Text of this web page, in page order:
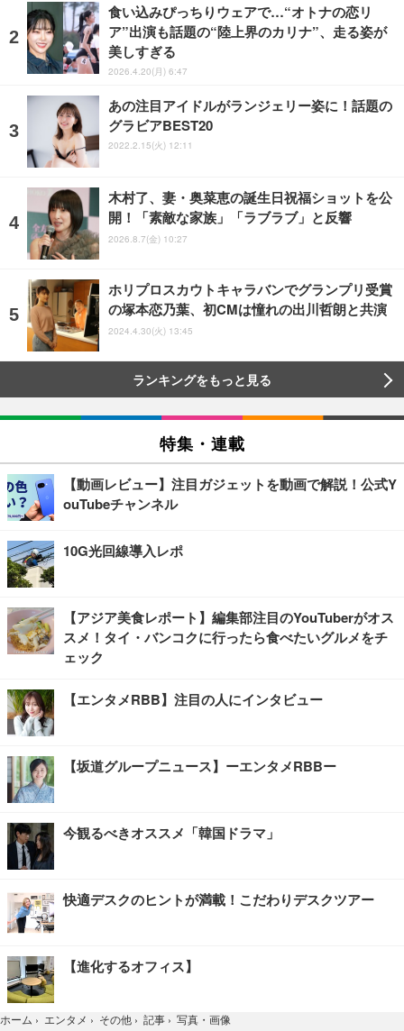
食い込みぴっちりウェアで…“オトナの恋リ
ア”出演も話題の“陸上界のカリナ”、走る姿が
美しすぎる
2026.4.20(月) 6:47
あの注目アイドルがランジェリー姿に！話題の
グラビアBEST20
2022.2.15(火) 12:11
木村了、妻・奥菜恵の誕生日祝福ショットを公
開！「素敵な家族」「ラブラブ」と反響
2026.8.7(金) 10:27
ホリプロスカウトキャラバンでグランプリ受賞
の塚本恋乃葉、初CMは憧れの出川哲朗と共演
2024.4.30(火) 13:45
ランキングをもっと見る
特集・連載
【動画レビュー】注目ガジェットを動画で解説！公式Y
ouTubeチャンネル
10G光回線導入レポ
【アジア美食レポート】編集部注目のYouTuberがオス
スメ！タイ・バンコクに行ったら食べたいグルメをチ
ェック
【エンタメRBB】注目の人にインタビュー
【坂道グループニュース】ーエンタメRBBー
今観るべきオススメ「韓国ドラマ」
快適デスクのヒントが満載！こだわりデスクツアー
【進化するオフィス】
ホーム › エンタメ › その他 › 記事 › 写真・画像